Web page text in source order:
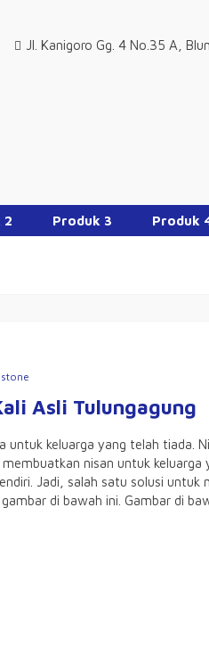
Jl. Kanigoro Gg. 4 No.35 A,
2 Produk 3 Produk
Asli Tulungagung
untuk keluarga yang telah tiada.
nisan untuk
Jadi, salah satu solusi
gambar di bawah ini. Gambar di